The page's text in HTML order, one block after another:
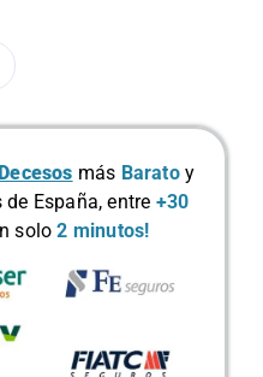
más Baratoy
España, entre +30
solo2 minutos!